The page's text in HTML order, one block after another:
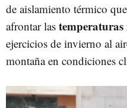
de aislamiento térmico
afrontar las temperaturas
ejercicios de invierno al
montaña en condiciones